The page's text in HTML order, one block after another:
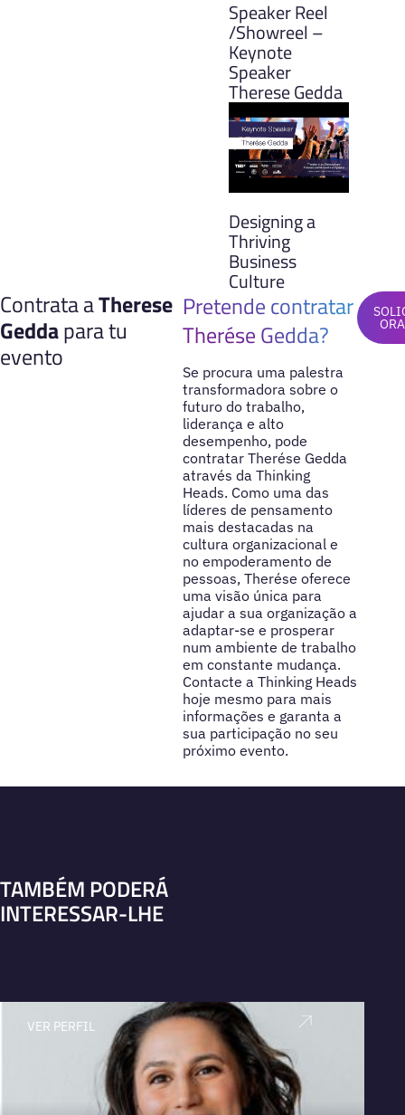
Speaker Reel
/Showreel –
Keynote
Speaker
Therese Gedda
Designing a
Thriving
Business
Culture
Contrata aTherese
Geddapara tu
evento
Pretende contratar
Therése Gedda?
Se procura uma palestra
transformadora sobre o
futuro do trabalho,
liderança e alto
desempenho, pode
contratar Therése Gedda
através da Thinking
Heads. Como uma das
líderes de pensamento
mais destacadas na
cultura organizacional e
no empoderamento de
pessoas, Therése oferece
uma visão única para
ajudar a sua organização a
adaptar-se e prosperar
num ambiente de trabalho
em constante mudança.
Contacte a Thinking Heads
hoje mesmo para mais
informações e garanta a
sua participação no seu
próximo evento.
TAMBÉM PODERÁ
INTERESSAR-LHE
VER PERFIL